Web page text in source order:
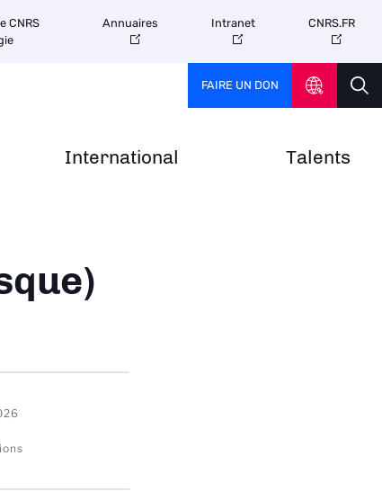
International Talents
CNRS
Annuaires Intranet CNRS.FR
FAIRE UN DON